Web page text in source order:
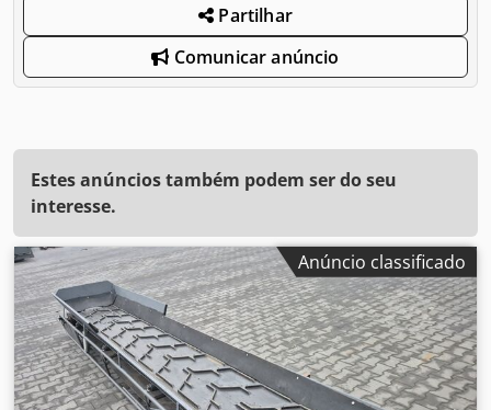
Partilhar
Comunicar anúncio
Estes anúncios também podem ser do seu
interesse.
Anúncio classificado